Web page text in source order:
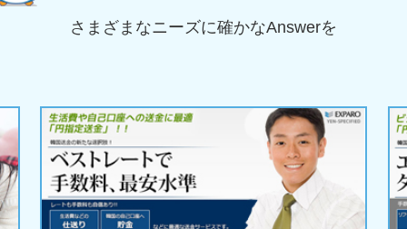
さまざまなニーズに確かなAnswerを